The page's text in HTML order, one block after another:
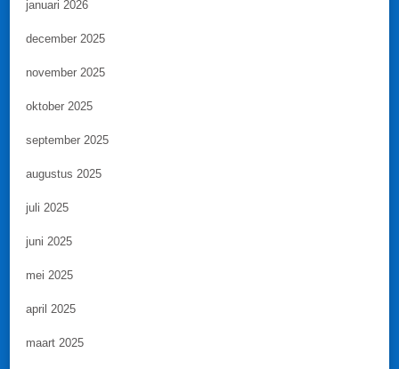
januari 2026
december 2025
november 2025
oktober 2025
september 2025
augustus 2025
juli 2025
juni 2025
mei 2025
april 2025
maart 2025